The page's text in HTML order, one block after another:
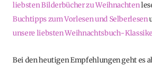
liebsten Bilderbücher zu Weihnachten
Buchtipps zum Vorlesen und Selberlesen
unsere liebsten Weihnachtsbuch-
Bei den heutigen Empfehlungen geht es